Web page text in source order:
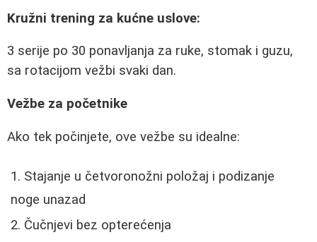
Kružni trening za kućne uslove:
3 serije po 30 ponavljanja za ruke, stomak i guzu,
sa rotacijom vežbi svaki dan.
Vežbe za početnike
Ako tek počinjete, ove vežbe su idealne:
Stajanje u četvoronožni položaj i podizanje
noge unazad
Čučnjevi bez opterećenja